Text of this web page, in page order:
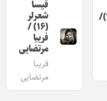
شعرلر(۱۷)/
قیسا
شعرلر
(۱۶) /
فریبا
مرتضایی
فریبا
مرتضایی